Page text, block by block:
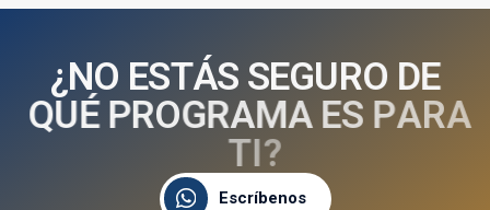
¿NO ESTÁS SEGURO DE
QUÉ PROGRAMA ES PARA
TI?
Escríbenos